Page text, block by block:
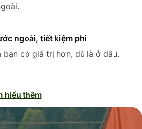
ngoài, tiết kiệm phí
bạn có giá trị hơn, dù là ở đâu.
hiểu thêm